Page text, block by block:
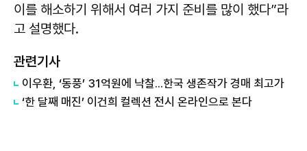
이를 해소하기 위해서 여러 가지 준비를 많이 했다”라
고 설명했다.
관련기사
이우환, ‘동풍’ 31억원에 낙찰...한국 생존작가 경매 최고가
‘한 달째 매진’ 이건희 컬렉션 전시 온라인으로 본다